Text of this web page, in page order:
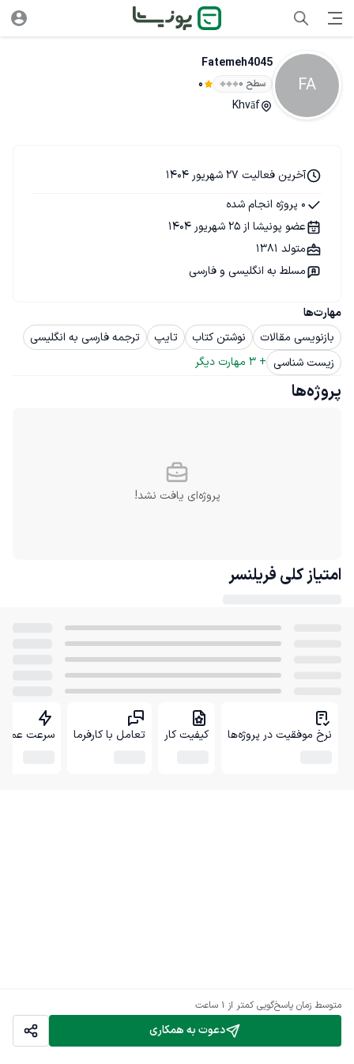
FA
Fatemeh4045
سطح ۰ 0
Khvāf
دعوت به همکاری
متوسط زمان پاسخ‌گویی کمتر از 1 ساعت
مهارت‌ها
بازنویسی مقالات
نوشتن کتاب تایپ
ترجمه فارسی به انگلیسی
زیست شناسی +
3 مهارت دیگر
آخرین فعالیت 27 شهریور 1404
0 پروژه انجام شده
عضو پونیشا از 25 شهریور 1404
متولد 1381
مسلط به انگلیسی و فارسی
پروژه‌ها
پروژه‌ای یافت نشد!
امتیاز کلی فریلنسر
نرخ موفقیت در پروژه‌ها کیفیت کار تعامل با کارفرما سرعت عمل